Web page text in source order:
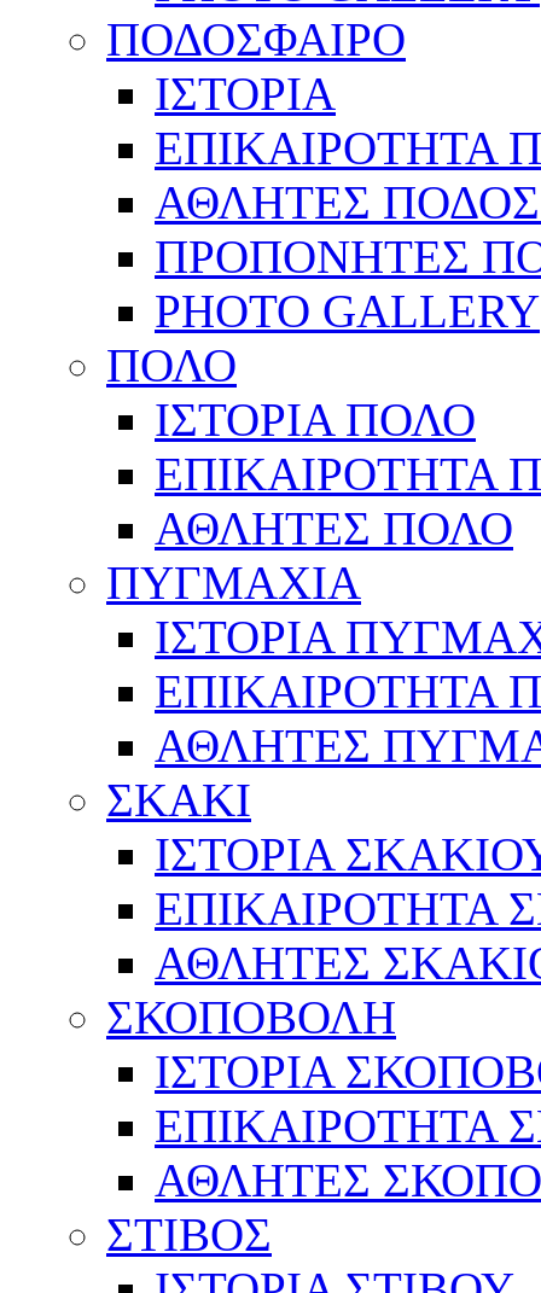
ΠΟΔΟΣΦΑΙΡΟ
ΙΣΤΟΡΙΑ
ΕΠΙΚΑΙΡΟΤΗΤΑ
ΑΘΛΗΤΕΣ
ΠΡΟΠΟΝΗΤΕΣ
PHOTO GALLERY
ΠΟΛΟ
ΙΣΤΟΡΙΑ ΠΟΛΟ
ΕΠΙΚΑΙΡΟΤΗΤΑ
ΑΘΛΗΤΕΣ ΠΟΛΟ
ΠΥΓΜΑΧΙΑ
ΙΣΤΟΡΙΑ
ΕΠΙΚΑΙΡΟΤΗΤΑ
ΑΘΛΗΤΕΣ
ΣΚΑΚΙ
ΙΣΤΟΡΙΑ
ΕΠΙΚΑΙΡΟΤΗΤΑ
ΑΘΛΗΤΕΣ
ΣΚΟΠΟΒΟΛΗ
ΙΣΤΟΡΙΑ
ΕΠΙΚΑΙΡΟΤΗΤΑ
ΑΘΛΗΤΕΣ
ΣΤΙΒΟΣ